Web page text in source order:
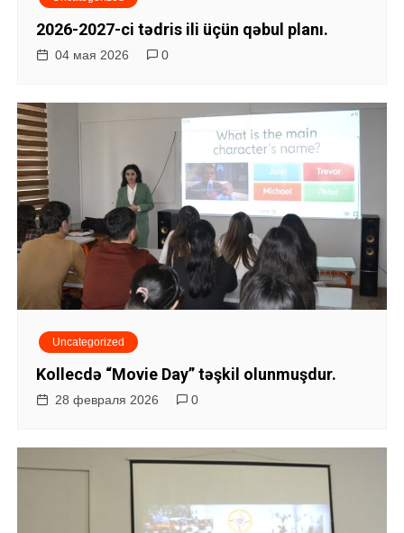
з
а
п
и
с
я
м
2026-2027-ci tədris ili üçün qəbul planı.
04 мая 2026 0
Uncategorized
Kollecdə “Movie Day” təşkil olunmuşdur.
28 февраля 2026 0